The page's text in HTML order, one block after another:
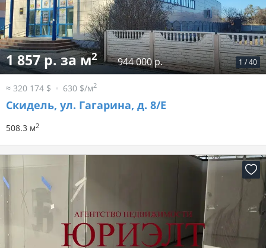
1 /40
1 857 р. за м2 944 000 р.
≈ 320 174 $ 630 $/м2
Скидель, ул. Гагарина, д. 8/Е
508.3 м2